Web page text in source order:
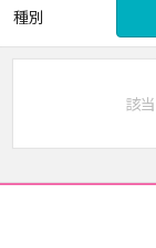
種別
該